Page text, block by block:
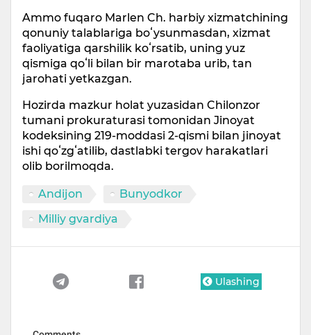
Ammo fuqaro Marlen Ch. harbiy xizmatchining
qonuniy talablariga boʻysunmasdan, xizmat
faoliyatiga qarshilik koʻrsatib, uning yuz
qismiga qoʻli bilan bir marotaba urib, tan
jarohati yetkazgan.
Hozirda mazkur holat yuzasidan Chilonzor
tumani prokuraturasi tomonidan Jinoyat
kodeksining 219-moddasi 2-qismi bilan jinoyat
ishi qoʻzgʻatilib, dastlabki tergov harakatlari
olib borilmoqda.
Andijon
Bunyodkor
Milliy gvardiya
Ulashing